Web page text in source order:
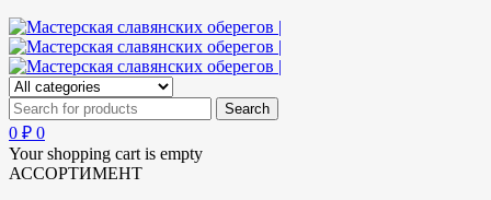
0 ₽ 0
Your shopping cart is empty
АССОРТИМЕНТ